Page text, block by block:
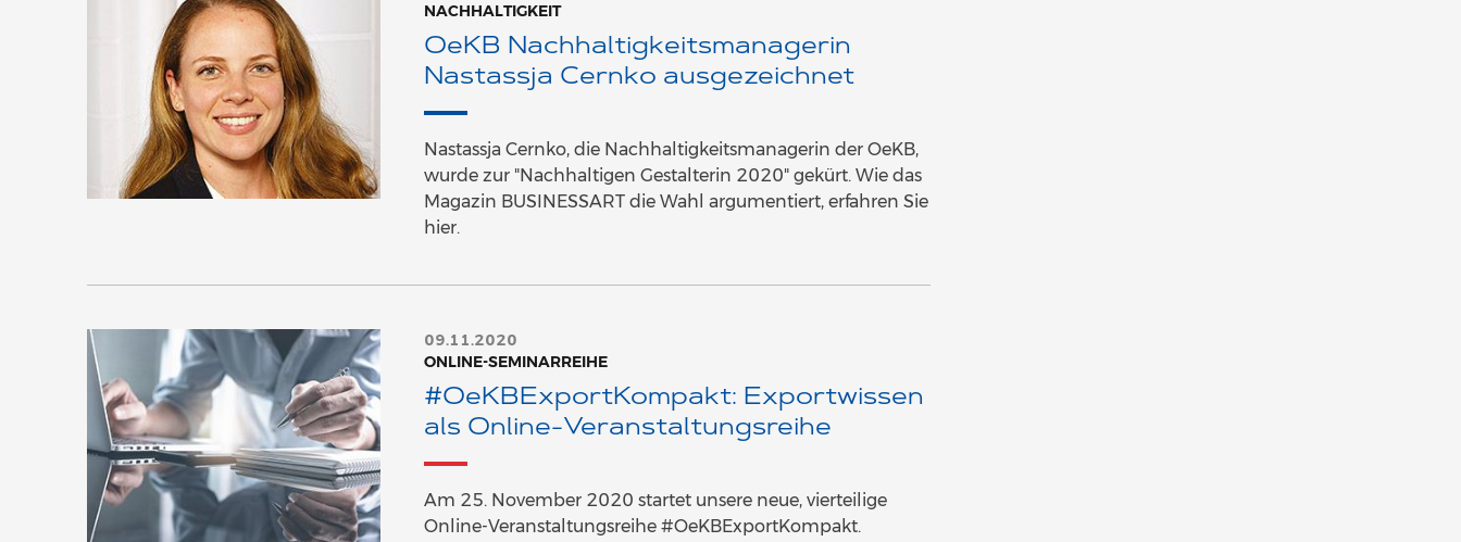
NACHHALTIGKEIT
OeKB Nachhaltigkeitsmanagerin
Nastassja Cernko ausgezeichnet
Nastassja Cernko, die Nachhaltigkeitsmanagerin der OeKB,
wurde zur "Nachhaltigen Gestalterin 2020" gekürt. Wie das
Magazin BUSINESSART die Wahl argumentiert, erfahren Sie
hier.
09.11.2020
ONLINE-SEMINARREIHE
#OeKBExportKompakt: Exportwissen
als Online-Veranstaltungsreihe
Am 25. November 2020 startet unsere neue, vierteilige
Online-Veranstaltungsreihe #OeKBExportKompakt.